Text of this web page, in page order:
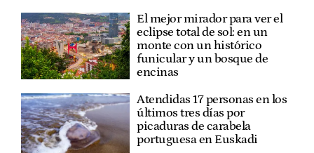
El mejor mirador para ver el
eclipse total de sol: en un
monte con un histórico
funicular y un bosque de
encinas
Atendidas 17 personas en los
últimos tres días por
picaduras de carabela
portuguesa en Euskadi